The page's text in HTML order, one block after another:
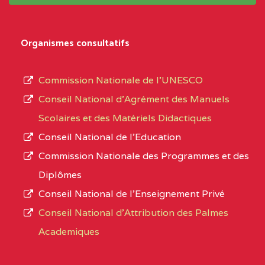
D'ENSEIGNEMENT
PROFESSIONNEL
(CEGEP) STE FOI BP
:4740 YAOUNDE
CENTRE
COLLEGE PANAFRICAIN
DE L'EXCELLENCE BP
CENTRE
COLLEGE PRIVE
type
L’offre
d’éducation
de
Organismes consultatifs
Commission Nationale de l’UNESCO
Conseil National d’Agrément des Manuels
Scolaires et des Matériels Didactiques
Conseil National de l’Education
Commission Nationale des Programmes et des
Diplômes
Conseil National de l’Enseignement Privé
Conseil National d'Attribution des Palmes
Academiques